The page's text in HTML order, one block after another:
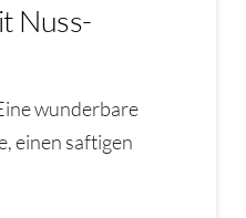
Nuss-
wunderbare
einen saftigen